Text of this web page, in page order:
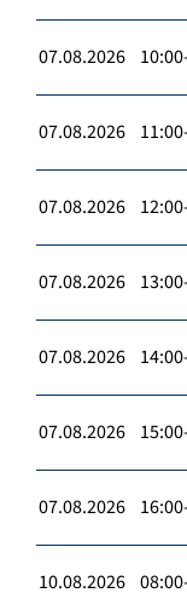
07.08.2026
07.08.2026
07.08.2026
07.08.2026
07.08.2026
07.08.2026
07.08.2026
10.08.2026